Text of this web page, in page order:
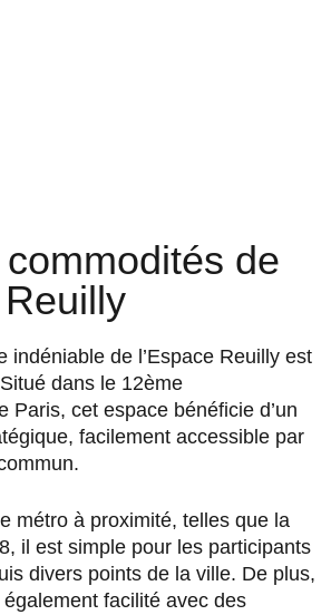
de
Reuilly
indéniable de l’Espace Reuilly est
dans le 12ème
Paris, cet espace bénéficie d’un
facilement accessible par
métro à proximité, telles que la
il est simple pour les participants
divers points de la ville. De plus,
également facilité avec des